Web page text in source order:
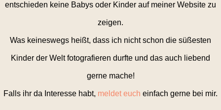
entschieden keine Babys oder Kinder auf meiner Website zu
zeigen.
Was keineswegs heißt, dass ich nicht schon die süßesten
Kinder der Welt fotografieren durfte und das auch liebend
gerne mache!
Falls ihr da Interesse habt, meldet euch einfach gerne bei mir.